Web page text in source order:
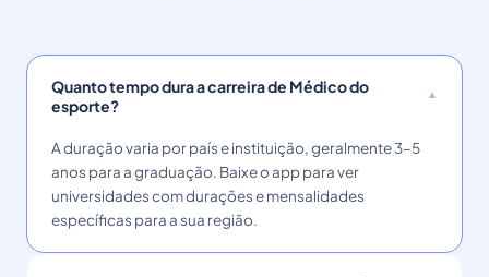
Quanto tempo dura a carreira de Médico do
esporte?
A duração varia por país e instituição, geralmente 3–5
anos para a graduação. Baixe o app para ver
universidades com durações e mensalidades
específicas para a sua região.